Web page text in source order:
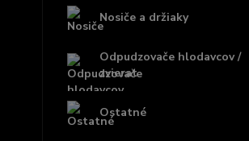
Nosiče a držiaky
Odpudzovače hlodavcov /
zvierat
Ostatné